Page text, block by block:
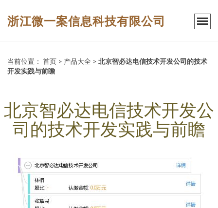
浙江微一案信息科技有限公司
当前位置： 首页 > 产品大全 > 北京智必达电信技术开发公司的技术
开发实践与前瞻
北京智必达电信技术开发公
司的技术开发实践与前瞻